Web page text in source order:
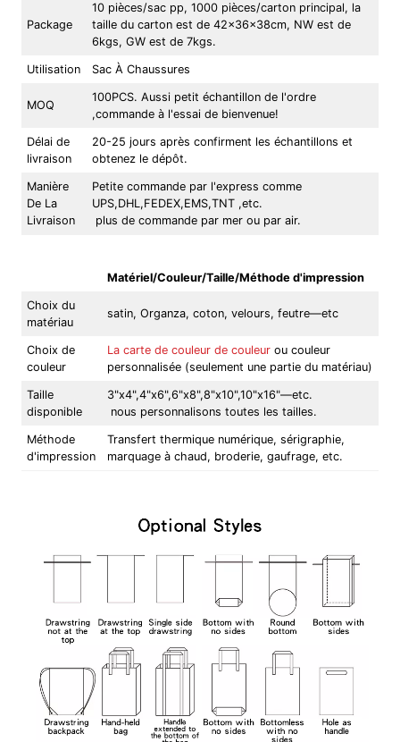
Package
10 pièces/sac pp, 1000 pièces/carton principal, la
taille du carton est de 42x36x38cm, NW est de
6kgs, GW est de 7kgs.
Utilisation Sac À Chaussures
MOQ
100PCS. Aussi petit échantillon de l'ordre
,commande à l'essai de bienvenue!
Délai de
livraison
20-25 jours après confirment les échantillons et
obtenez le dépôt.
Manière
De La
Livraison
Petite commande par l'express comme
UPS,DHL,FEDEX,EMS,TNT ,etc.
plus de commande par mer ou par air.
Matériel/Couleur/Taille/Méthode d'impression
Choix du
matériau
satin, Organza, coton, velours, feutre—etc
Choix de
couleur
La carte de couleur de couleur ou couleur
personnalisée (seulement une partie du matériau)
Taille
disponible
3"x4",4"x6",6"x8",8"x10",10"x16"—etc.
nous personnalisons toutes les tailles.
Méthode
d'impression
Transfert thermique numérique, sérigraphie,
marquage à chaud, broderie, gaufrage, etc.